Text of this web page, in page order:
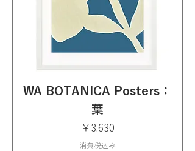
WA BOTANICA Posters：
葉
価格
￥3,630
消費税込み